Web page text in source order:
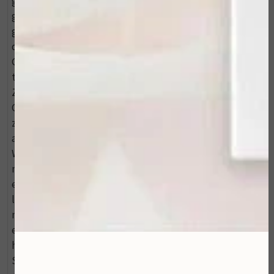
gelijkmatig een dikke laag crème aan op een gereinigd
gezicht en laat de crème 's nachts intrekken. Verwijder
de volgende ochtend met een microwave compres.
Gebruik het VITAL C - Hydrating Overnight Masque 2
tot 3 keer de per week, of naar behoefte. Tip van Mooi
ZoLon Meng de crème voor het aanbrengen met VITAL
C Hydrating A C E Serum voor extra hydratatie. Bij een
zeer droge/beschadigde huid kun je dit product ook
aanbrengen in een dun laagje onder de dag creme.
Wissel eens af met het MD overnight masker voor nog
meer anti-aging effect. INGREDI?NTEN Blauwalg-
extract: zorgt voor een gave huid en vermindert fijne
lijntjes. Werkzaam mineralen complex zink,
magnesium, koper: zorgt voor een energieke, VITALe
en stralende huid. Hematiet: helpt om de huid te
herstellen. Malachiet: antioxiderende eigenschappen.
Sinaasappel Olie (citrus aurantium dulcis): krachtige